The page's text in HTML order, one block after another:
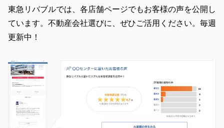
東急リバブルでは、各店舗ページでもお客様の声を公開し
ています。不動産会社選びに、ぜひご活用ください。毎週
更新中！